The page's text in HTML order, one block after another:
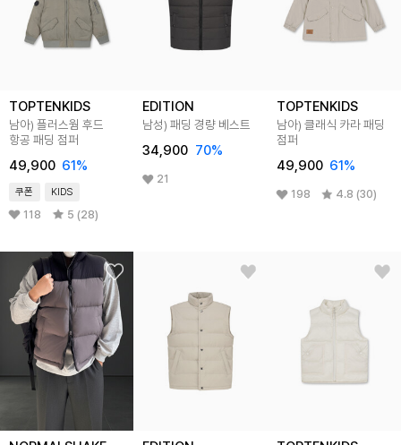
TOPTENKIDS
남아) 플러스웜 후드
항공 패딩 점퍼
49,900 61%
쿠폰 KIDS
118 5 (28)
EDITION
남성) 패딩 경량 베스트
34,900 70%
21
TOPTENKIDS
남아) 클래식 카라 패딩
점퍼
49,900 61%
198 4.8 (30)